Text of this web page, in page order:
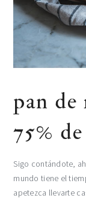
pan de
75%
Sigo contándote,
mundo tiene el
apetezca llevarte